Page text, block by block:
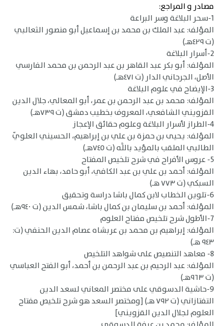
مصادر و المراجع:
1-سحر البلاغة وسر البراعة
المؤلف: عبد الملك بن محمد بن إسماعيل أبو منصور الثعالبي
(ت ٤٢٩هـ)
2-أسرار البلاغة
المؤلف: أبو بكر عبد القاهر بن عبد الرحمن بن محمد الفارسي
الأصل، الجرجاني الدار (ت ٤٧١هـ)
3-الإيضاح في علوم البلاغة
المؤلف: محمد بن عبد الرحمن بن عمر، أبو المعالي، جلال الدين
القزويني الشافعي، المعروف بخطيب دمشق (ت ٧٣٩هـ)
4-الطراز لأسرار البلاغة وعلوم حقائق الإعجاز
المؤلف: يحيى بن حمزة بن علي بن إبراهيم، الحسيني العلويّ
الطالبي الملقب بالمؤيد باللَّه (ت ٧٤٥هـ)
5- عروس الأفراح في شرح تلخيص المفتاح
المؤلف: أحمد بن علي بن عبد الكافي، أبو حامد، بهاء الدين
السبكي (ت ٧٧٣ هـ)
6-تلوين الخطاب لابن كمال باشا دراسة وتحقيق
المؤلف: أحمد بن سليمان بن كمال باشا، شمس الدين (ت ٩٤٠هـ)
7-الأطول شرح تلخيص مفتاح العلوم
المؤلف: إبراهيم بن محمد بن عربشاه عصام الدين الحنفي (ت:
٩٤٣ هـ)
8- معاهد التنصيص على شواهد التلخيص
المؤلف: عبد الرحيم بن عبد الرحمن بن أحمد، أبو الفتح العباسي
(ت ٩٦٣هـ)
9-حاشية الدسوقي على مختصر المعاني لسعد الدين
التفتازاني (ت ٧٩٢ هـ) [ومختصر السعد هو شرح تلخيص مفتاح
العلوم لجلال الدين القزويني]